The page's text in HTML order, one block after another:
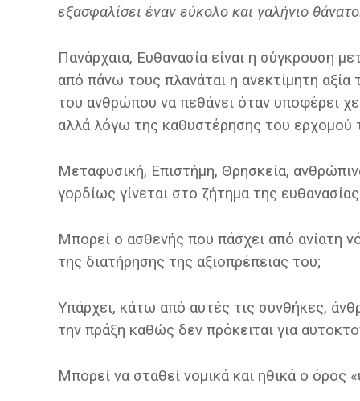
εξασφαλίσει έναν εύκολο και γαλήνιο
Πανάρχαια, Ευθανασία είναι η σύγκρουση
από πάνω τους πλανάται η ανεκτίμητη
του ανθρώπου να πεθάνει όταν υποφέρει
αλλά λόγω της καθυστέρησης του ερχομού
Μεταφυσική, Επιστήμη, Θρησκεία,
γορδίως γίνεται στο ζήτημα της
Μπορεί ο ασθενής που πάσχει από ανίατη
της διατήρησης της αξιοπρέπειας του;
Υπάρχει, κάτω από αυτές τις συνθήκες,
την πράξη καθώς δεν πρόκειται για
Μπορεί να σταθεί νομικά και ηθικά ο όρος